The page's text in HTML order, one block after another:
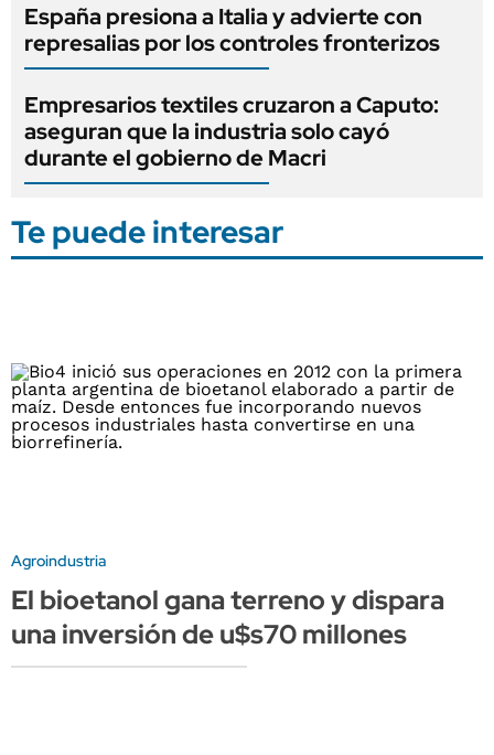
España presiona a Italia y advierte con
represalias por los controles fronterizos
Empresarios textiles cruzaron a Caputo:
aseguran que la industria solo cayó
durante el gobierno de Macri
Te puede interesar
Agroindustria
El bioetanol gana terreno y dispara
una inversión de u$s70 millones